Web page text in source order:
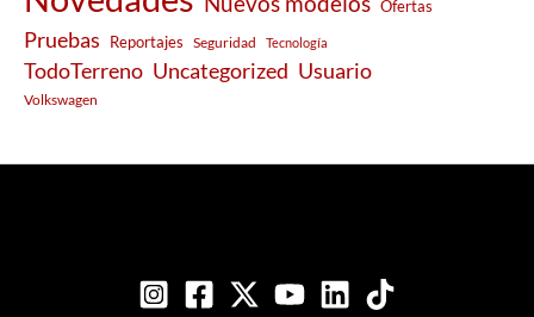
Ofertas
Pruebas Reportajes Seguridad Tecnología
TodoTerreno Uncategorized Usuario
Volkswagen